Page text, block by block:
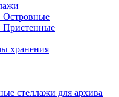
хранения
стеллажи для архива